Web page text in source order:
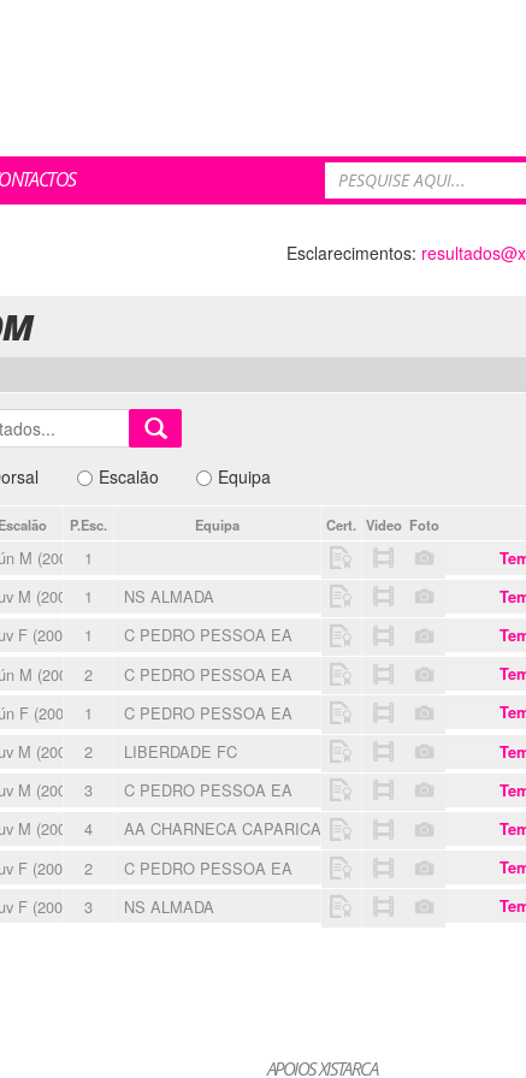
Esclarecimentos:
Escalão Equipa
Escalão P.Esc. Equipa Cert. Video Foto
M (2007-2008)
1
M (2009-2010)
1 NS ALMADA
F (2009-2010)
1 C PEDRO PESSOA EA
M (2007-2008)
2 C PEDRO PESSOA EA
F (2007-2008)
1 C PEDRO PESSOA EA
M (2009-2010)
2 LIBERDADE FC
M (2009-2010)
3 C PEDRO PESSOA EA
M (2009-2010)
4 AA CHARNECA CAPARICA
F (2009-2010)
2 C PEDRO PESSOA EA
F (2009-2010)
3 NS ALMADA
APOIOS XISTARCA